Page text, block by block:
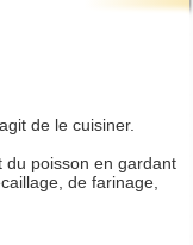
de le cuisiner.
du poisson en gardant
de farinage,